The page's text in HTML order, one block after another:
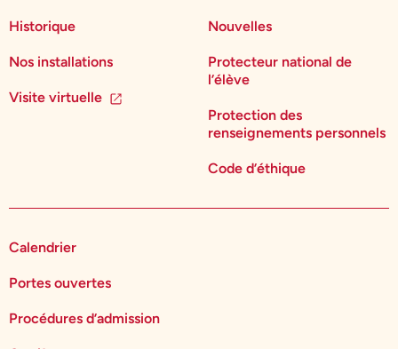
Historique
Nos installations
Visite virtuelle
Nouvelles
Protecteur national de
l’élève
Protection des
renseignements personnels
Code d’éthique
Calendrier
Portes ouvertes
Procédures d’admission